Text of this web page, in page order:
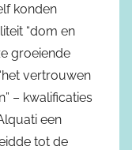
konden
“dom en
groeiende
vertrouwen
– kwalificaties
een
tot de